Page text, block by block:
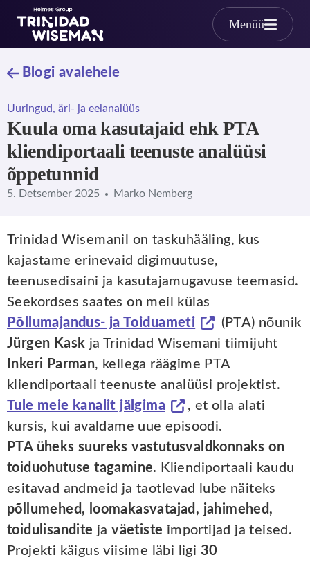
Skip to main content
Menüü
Blogi avalehele
Uuringud, äri- ja eelanalüüs
Kuula oma kasutajaid ehk PTA
kliendiportaali teenuste analüüsi
õppetunnid
5. Detsember 2025 Marko Nemberg
Trinidad Wisemanil on taskuhääling, kus
kajastame erinevaid digimuutuse,
teenusedisaini ja kasutajamugavuse teemasid.
Seekordses saates on meil külas
Põllumajandus- ja Toiduameti
(PTA) nõunik
Jürgen Kask ja Trinidad Wisemani tiimijuht
Inkeri Parman, kellega räägime PTA
kliendiportaali teenuste analüüsi projektist.
Tule meie kanalit jälgima
, et olla alati
kursis, kui avaldame uue episoodi.
PTA üheks suureks vastutusvaldkonnaks on
toiduohutuse tagamine. Kliendiportaali kaudu
esitavad andmeid ja taotlevad lube näiteks
põllumehed, loomakasvatajad, jahimehed,
toidulisandite javäetiste importijad ja teised.
Projekti käigus viisime läbi ligi 30